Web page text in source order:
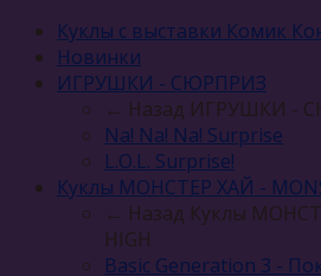
Куклы с выставки Комик
Новинки
ИГРУШКИ - СЮРПРИЗ
← Назад ИГРУШКИ -
Na! Na! Na! Surprise
L.O.L. Surprise!
Куклы МОНСТЕР ХАЙ -
← Назад Куклы
HIGH
Basic Generation 3 -